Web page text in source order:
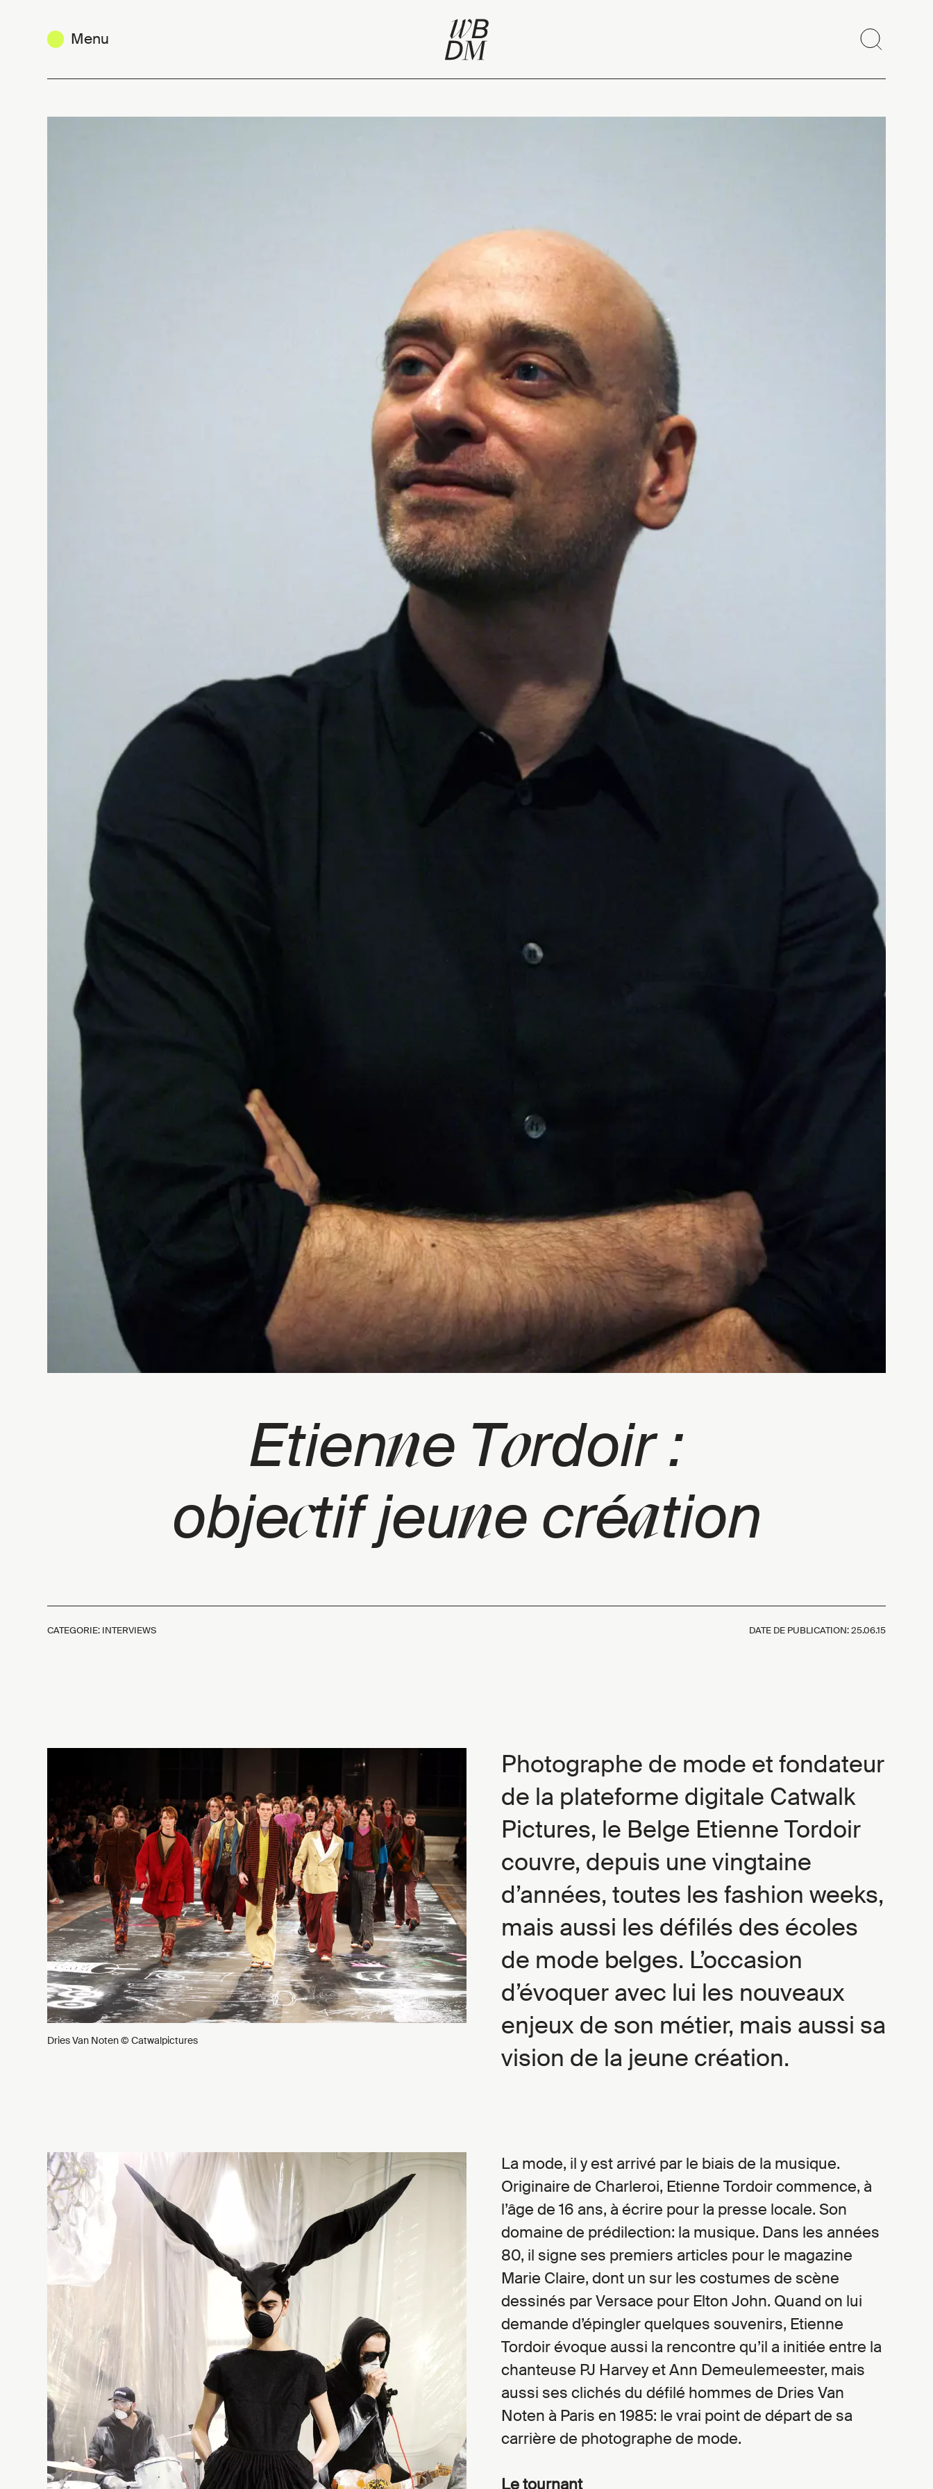
Menu
Copier le lien
Etienne Tordoir :
objectif jeune création
CATEGORIE: INTERVIEWS DATE DE PUBLICATION:25.06.15
Dries Van Noten © Catwalpictures
Photographe de mode et fondateur
de la plateforme digitale Catwalk
Pictures, le Belge Etienne Tordoir
couvre, depuis une vingtaine
d’années, toutes les fashion weeks,
mais aussi les défilés des écoles
de mode belges. L’occasion
d’évoquer avec lui les nouveaux
enjeux de son métier, mais aussi sa
vision de la jeune création.
La mode, il y est arrivé par le biais de la musique.
Originaire de Charleroi, Etienne Tordoir commence, à
l’âge de 16 ans, à écrire pour la presse locale. Son
domaine de prédilection: la musique. Dans les années
80, il signe ses premiers articles pour le magazine
Marie Claire, dont un sur les costumes de scène
dessinés par Versace pour Elton John. Quand on lui
demande d’épingler quelques souvenirs, Etienne
Tordoir évoque aussi la rencontre qu’il a initiée entre la
chanteuse PJ Harvey et Ann Demeulemeester, mais
aussi ses clichés du défilé hommes de Dries Van
Noten à Paris en 1985: le vrai point de départ de sa
carrière de photographe de mode.
Le tournant